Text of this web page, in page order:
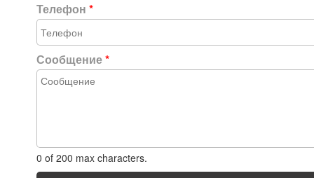
Телефон*
Сообщение*
0 of 200 max characters.